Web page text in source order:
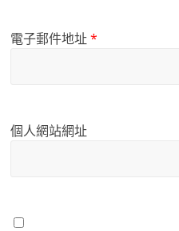
電子郵件地址*
個人網站網址